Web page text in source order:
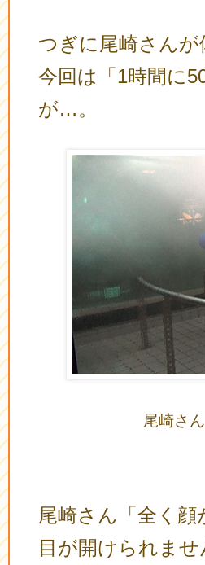
つぎに尾崎さん
今回は「1時間に
が…。
尾崎さ
尾崎さん「全く
目が開けられませ